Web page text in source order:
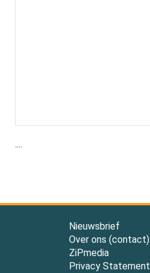
....
Nieuwsbrief
Over ons (contact)
ZiPmedia
Privacy Statement